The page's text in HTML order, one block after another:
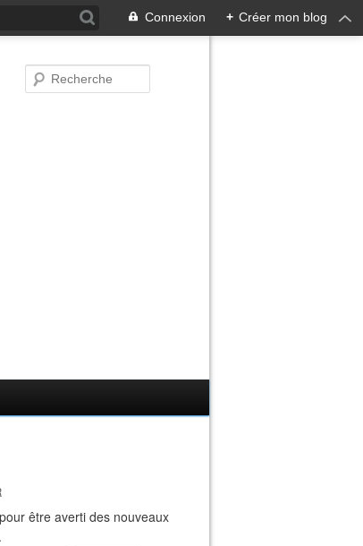
Connexion + Créer mon blog
être averti des nouveaux